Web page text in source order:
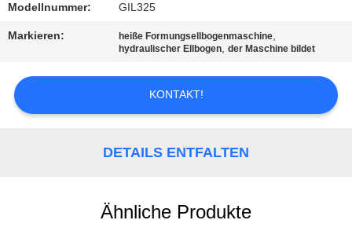
MIT
UNS
VERBINDUNG
Modellnummer: GIL325
Markieren: heiße Formungsellbogenmaschine,
hydraulischer Ellbogen,der Maschine bildet
KONTAKT!
DETAILS ENTFALTEN
Ähnliche Produkte